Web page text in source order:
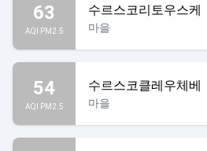
63
AQI PM2.5
수르스코리토우스케
마을
54
AQI PM2.5
수르스코클레우체베
마을